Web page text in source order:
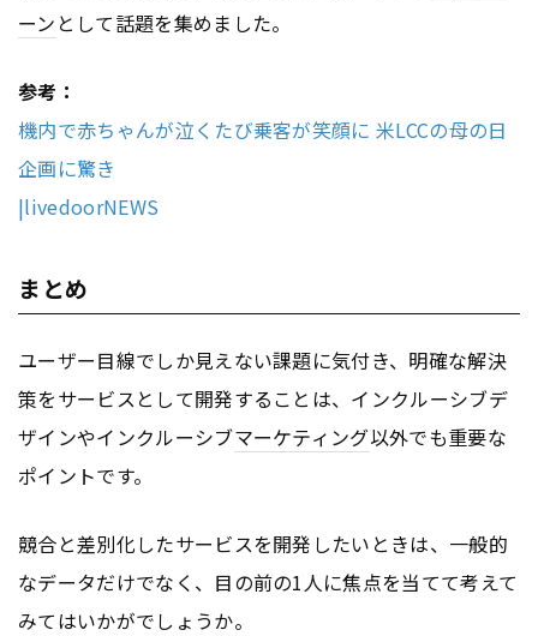
ーン として話題を集めました。
参考：
機内で赤ちゃんが泣くたび乗客が笑顔に 米LCCの母の日
企画に驚き
|livedoorNEWS
まとめ
ユーザー目線でしか見えない課題に気付き、明確な解決
策をサービスとして開発することは、インクルーシブデ
ザインやインクルーシブマーケティング以外でも重要な
ポイントです。
競合と差別化したサービスを開発したいときは、一般的
なデータだけでなく、目の前の1人に焦点を当てて考えて
みてはいかがでしょうか。